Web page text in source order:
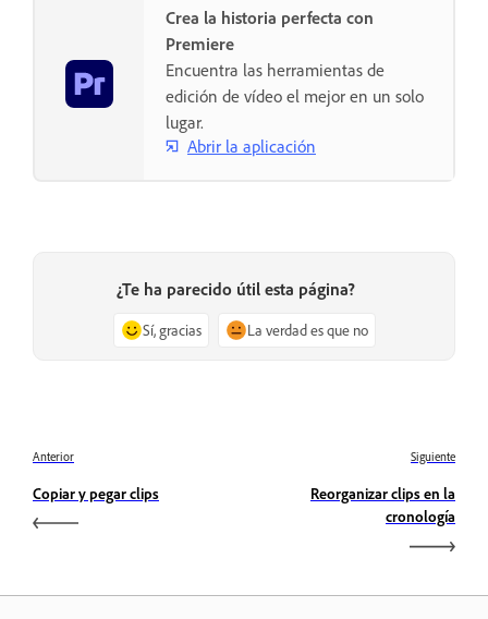
Crea la historia perfecta con
Premiere
Encuentra las herramientas de
edición de vídeo el mejor en un solo
lugar.
Abrir la aplicación
¿Te ha parecido útil esta página?
Sí, gracias La verdad es que no
Anterior
Copiar y pegar clips
Siguiente
Reorganizar clips en la
cronología